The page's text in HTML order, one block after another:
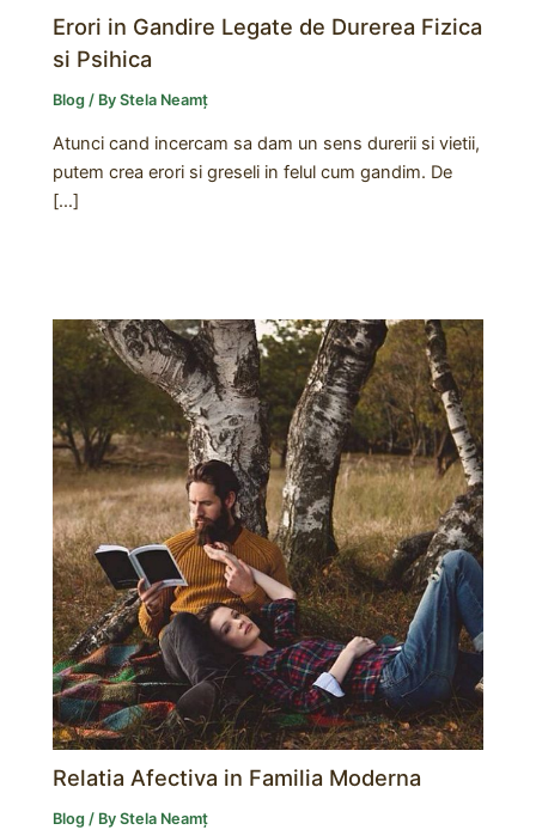
Erori in Gandire Legate de Durerea Fizica
si Psihica
Blog / ByStela Neamț
Atunci cand incercam sa dam un sens durerii si vietii,
putem crea erori si greseli in felul cum gandim. De
[…]
Relatia Afectiva in Familia Moderna
Blog / ByStela Neamț